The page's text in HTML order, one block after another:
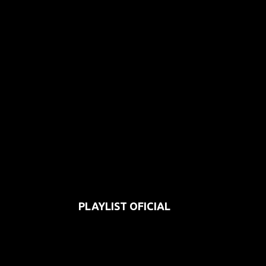
PLAYLIST OFICIAL